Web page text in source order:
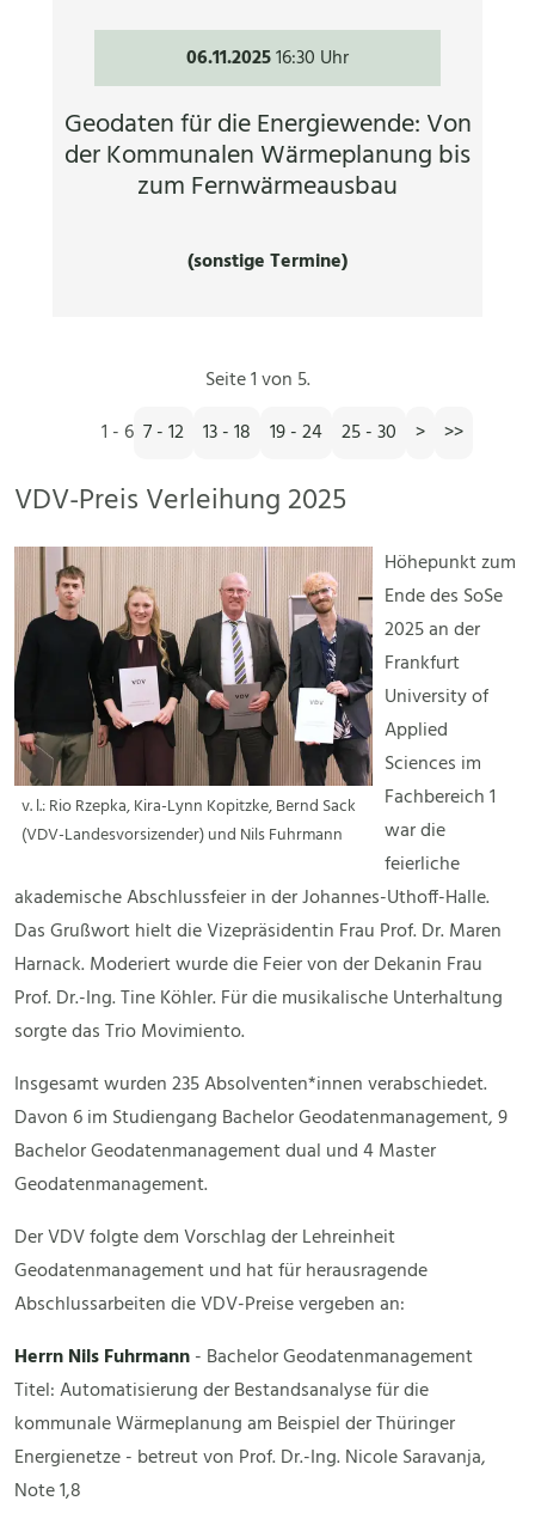
06.11.202516:30 Uhr
Geodaten für die Energiewende: Von
der Kommunalen Wärmeplanung bis
zum Fernwärmeausbau
(sonstige Termine)
Seite 1 von 5.
1 - 6 7 - 12 13 - 18 19 - 24 25 - 30 > >>
VDV-Preis Verleihung 2025
v. l.: Rio Rzepka, Kira-Lynn Kopitzke, Bernd Sack
(VDV-Landesvorsizender) und Nils Fuhrmann
Höhepunkt zum
Ende des SoSe
2025 an der
Frankfurt
University of
Applied
Sciences im
Fachbereich 1
war die
feierliche
akademische Abschlussfeier in der Johannes-Uthoff-Halle.
Das Grußwort hielt die Vizepräsidentin Frau Prof. Dr. Maren
Harnack. Moderiert wurde die Feier von der Dekanin Frau
Prof. Dr.-Ing. Tine Köhler. Für die musikalische Unterhaltung
sorgte das Trio Movimiento.
Insgesamt wurden 235 Absolventen*innen verabschiedet.
Davon 6 im Studiengang Bachelor Geodatenmanagement, 9
Bachelor Geodatenmanagement dual und 4 Master
Geodatenmanagement.
Der VDV folgte dem Vorschlag der Lehreinheit
Geodatenmanagement und hat für herausragende
Abschlussarbeiten die VDV-Preise vergeben an:
Herrn Nils Fuhrmann- Bachelor Geodatenmanagement
Titel: Automatisierung der Bestandsanalyse für die
kommunale Wärmeplanung am Beispiel der Thüringer
Energienetze - betreut von Prof. Dr.-Ing. Nicole Saravanja,
Note 1,8